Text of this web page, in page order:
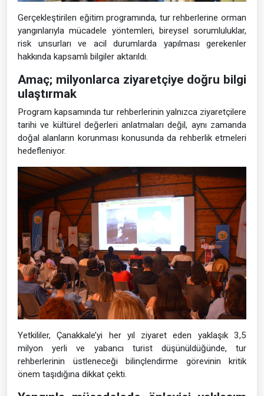
Gerçekleştirilen eğitim programında, tur rehberlerine orman
yangınlarıyla mücadele yöntemleri, bireysel sorumluluklar,
risk unsurları ve acil durumlarda yapılması gerekenler
hakkında kapsamlı bilgiler aktarıldı.
Amaç; milyonlarca ziyaretçiye doğru bilgi
ulaştırmak
Program kapsamında tur rehberlerinin yalnızca ziyaretçilere
tarihi ve kültürel değerleri anlatmaları değil, aynı zamanda
doğal alanların korunması konusunda da rehberlik etmeleri
hedefleniyor.
Yetkililer, Çanakkale’yi her yıl ziyaret eden yaklaşık 3,5
milyon yerli ve yabancı turist düşünüldüğünde, tur
rehberlerinin üstleneceği bilinçlendirme görevinin kritik
önem taşıdığına dikkat çekti.